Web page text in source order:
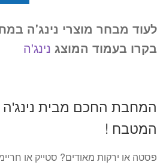
לעוד מבחר מוצרי נינג'ה
בקרו בעמוד המוצג נינג'ה
המחבת החכם מבית
המטבח !
פסטה או ירקות מאודים? סטייק או